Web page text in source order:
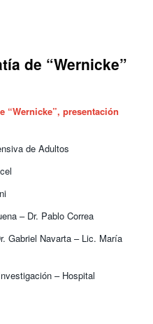
de “Wernicke”
“Wernicke”, presentación
de Adultos
– Dr. Pablo Correa
Gabriel Navarta – Lic. María
– Hospital